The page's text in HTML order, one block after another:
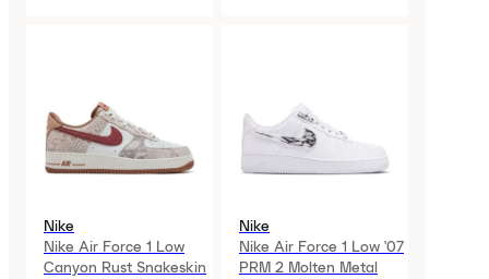
Nike
Nike Air Force 1 Low
Canyon Rust Snakeskin
Nike
Nike Air Force 1 Low '07
PRM 2 Molten Metal